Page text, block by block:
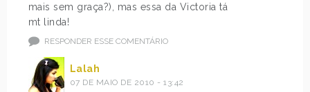
mais sem graça?), mas essa da Victoria tá
mt linda!
RESPONDER ESSE COMENTÁRIO
Lalah
07 DE MAIO DE 2010 - 13:42